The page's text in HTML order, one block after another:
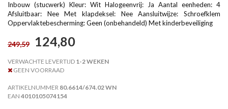
Inbouw (stucwerk) Kleur: Wit Halogeenvrij: Ja Aantal eenheden: 4
Afsluitbaar: Nee Met klapdeksel: Nee Aansluitwijze: Schroefklem
Oppervlaktebescherming: Geen (onbehandeld) Met kinderbeveiliging
249,59 124,80
VERWACHTE LEVERTIJD 1-2 WEKEN
GEEN VOORRAAD
ARTIKELNUMMER 80.6614/674.02 WN
EAN 4010105074154